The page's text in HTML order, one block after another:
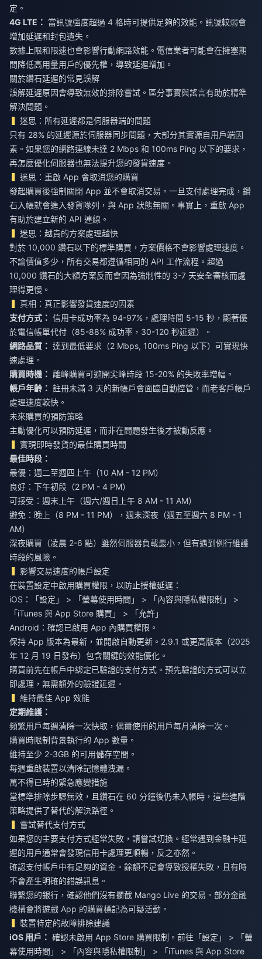
定。
4G LTE： 當訊號強度超過 4 格時可提供足夠的效能。訊號較弱會
增加延遲和封包遺失。
數據上限和限速也會影響行動網路效能。電信業者可能會在擁塞期
間降低高用量用戶的優先權，導致延遲增加。
關於鑽石延遲的常見誤解
誤解延遲原因會導致無效的排除嘗試。區分事實與謠言有助於精準
解決問題。
迷思：所有延遲都是伺服器端的問題
只有 28% 的延遲源於伺服器同步問題，大部分其實源自用戶端因
素。如果您的網路連線未達 2 Mbps 和 100ms Ping 以下的要求，
再怎麼優化伺服器也無法提升您的發貨速度。
迷思：重啟 App 會取消您的購買
發起購買後強制關閉 App 並不會取消交易。一旦支付處理完成，鑽
石入帳就會進入發貨隊列，與 App 狀態無關。事實上，重啟 App
有助於建立新的 API 連線。
迷思：越貴的方案處理越快
對於 10,000 鑽石以下的標準購買，方案價格不會影響處理速度。
不論價值多少，所有交易都遵循相同的 API 工作流程。超過
10,000 鑽石的大額方案反而會因為強制性的 3-7 天安全審核而處
理得更慢。
真相：真正影響發貨速度的因素
支付方式： 信用卡成功率為 94-97%，處理時間 5-15 秒，顯著優
於電信帳單代付（85-88% 成功率，30-120 秒延遲）。
網路品質： 達到最低要求（2 Mbps, 100ms Ping 以下）可實現快
速處理。
購買時機： 離峰購買可避開尖峰時段 15-20% 的失敗率增幅。
帳戶年齡： 註冊未滿 3 天的新帳戶會面臨自動控管，而老客戶帳戶
處理速度較快。
未來購買的預防策略
主動優化可以預防延遲，而非在問題發生後才被動反應。
實現即時發貨的最佳購買時間
最佳時段：
最優：週二至週四上午（10 AM - 12 PM）
良好：下午初段（2 PM - 4 PM）
可接受：週末上午（週六/週日上午 8 AM - 11 AM）
避免：晚上（8 PM - 11 PM），週末深夜（週五至週六 8 PM - 1
AM）
深夜購買（凌晨 2-6 點）雖然伺服器負載最小，但有遇到例行維護
時段的風險。
影響交易速度的帳戶設定
在裝置設定中啟用購買權限，以防止授權延遲：
iOS：「設定」 > 「螢幕使用時間」 > 「內容與隱私權限制」 >
「iTunes 與 App Store 購買」 > 「允許」
Android：確認已啟用 App 內購買權限。
保持 App 版本為最新，並開啟自動更新。2.9.1 或更高版本（2025
年 12 月 19 日發布）包含關鍵的效能優化。
購買前先在帳戶中綁定已驗證的支付方式。預先驗證的方式可以立
即處理，無需額外的驗證延遲。
維持最佳 App 效能
定期維護：
頻繁用戶每週清除一次快取，偶爾使用的用戶每月清除一次。
購買時限制背景執行的 App 數量。
維持至少 2-3GB 的可用儲存空間。
每週重啟裝置以清除記憶體洩漏。
萬不得已時的緊急應變措施
當標準排除步驟無效，且鑽石在 60 分鐘後仍未入帳時，這些進階
策略提供了替代的解決路徑。
嘗試替代支付方式
如果您的主要支付方式經常失敗，請嘗試切換。經常遇到金融卡延
遲的用戶通常會發現信用卡處理更順暢，反之亦然。
確認支付帳戶中有足夠的資金。餘額不足會導致授權失敗，且有時
不會產生明確的錯誤訊息。
聯繫您的銀行，確認他們沒有攔截 Mango Live 的交易。部分金融
機構會將遊戲 App 的購買標記為可疑活動。
裝置特定的故障排除建議
iOS 用戶： 確認未啟用 App Store 購買限制。前往「設定」 > 「螢
幕使用時間」 > 「內容與隱私權限制」 > 「iTunes 與 App Store